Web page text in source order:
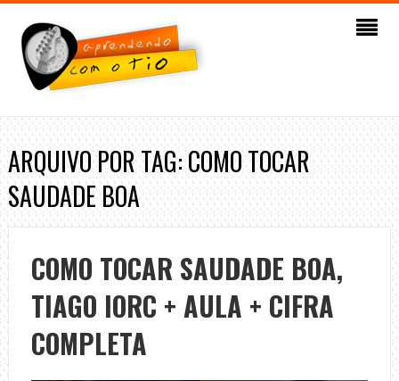
ARQUIVO POR TAG: COMO TOCAR
SAUDADE BOA
COMO TOCAR SAUDADE BOA,
TIAGO IORC + AULA + CIFRA
COMPLETA